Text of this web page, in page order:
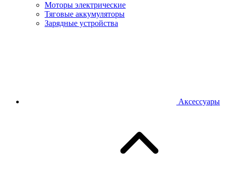
Моторы электрические
Тяговые аккумуляторы
Зарядные устройства
Аксессуары